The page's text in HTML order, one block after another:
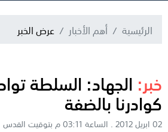
الرئيسية أهم الأخبار عرض الخبر
خبر: الجهاد: السلطة
كوادرنا بالضفة
02 ابريل 2012 . الساعة 03:11 م بتوقيت القدس